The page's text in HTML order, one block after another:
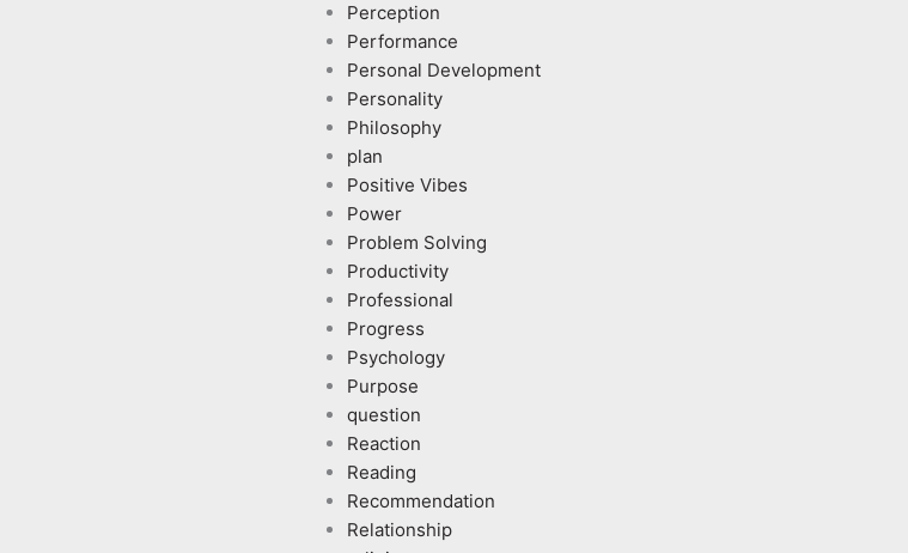
Perception
Performance
Personal Development
Personality
Philosophy
plan
Positive Vibes
Power
Problem Solving
Productivity
Professional
Progress
Psychology
Purpose
question
Reaction
Reading
Recommendation
Relationship